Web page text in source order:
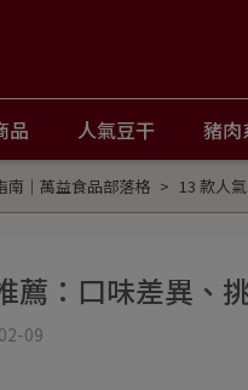
品 人氣豆干 豬肉
南｜萬益食品部落格 13 款人
薦：口味差異、
09